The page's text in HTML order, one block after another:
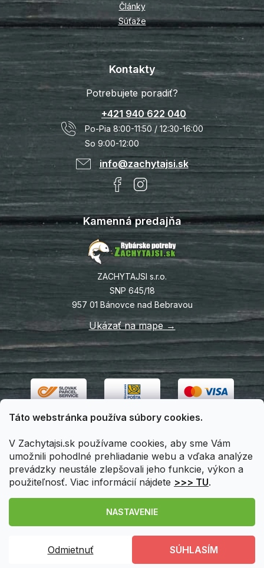
Táto webstránka používa súbory cookies.
V Zachytajsi.sk používame cookies, aby sme Vám
umožnili pohodlné prehliadanie webu a vďaka analýze
prevádzky neustále zlepšovali jeho funkcie, výkon a
použiteľnosť. Viac informácií nájdete >>> TU.
NASTAVENIE
Odmietnuť SÚHLASÍM
Registráciouzískavate u nás
a možnosť stať sa
Články
Súťaže
Kontakty
Potrebujete poradiť?
+421 940 622 040
Po-Pia 8:00-11:50 / 12:30-16:00
So 9:00-12:00
info@zachytajsi.sk
Kamenná predajňa
ZACHYTAJSI s.r.o.
SNP 645/18
957 01 Bánovce nad Bebravou
Ukázať na mape →
Zachytajsi.sk
Upraviť nastavenie cookies